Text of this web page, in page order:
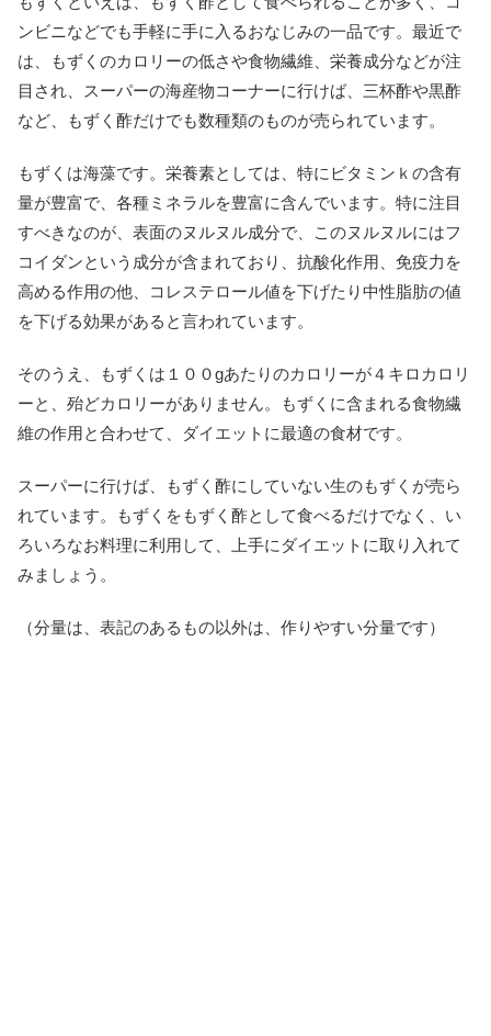
ンビニなどでも手軽に手に入るおなじみの一品です。最近で
は、もずくのカロリーの低さや食物繊維、栄養成分などが注
目され、スーパーの海産物コーナーに行けば、三杯酢や黒酢
など、もずく酢だけでも数種類のものが売られています。
もずくは海藻です。栄養素としては、特にビタミンｋの含有
量が豊富で、各種ミネラルを豊富に含んでいます。特に注目
すべきなのが、表面のヌルヌル成分で、このヌルヌルにはフ
コイダンという成分が含まれており、抗酸化作用、免疫力を
高める作用の他、コレステロール値を下げたり中性脂肪の値
を下げる効果があると言われています。
そのうえ、もずくは１００gあたりのカロリーが４キロカロリ
ーと、殆どカロリーがありません。もずくに含まれる食物繊
維の作用と合わせて、ダイエットに最適の食材です。
スーパーに行けば、もずく酢にしていない生のもずくが売ら
れています。もずくをもずく酢として食べるだけでなく、い
ろいろなお料理に利用して、上手にダイエットに取り入れて
みましょう。
（分量は、表記のあるもの以外は、作りやすい分量です）